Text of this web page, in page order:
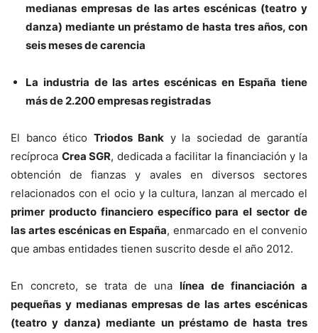
medianas empresas de las artes escénicas (teatro y
danza) mediante un préstamo de hasta tres años, con
seis meses de carencia
La industria de las artes escénicas en España tiene
más de 2.200 empresas registradas
El banco ético Triodos Bank y la sociedad de garantía
recíproca Crea SGR, dedicada a facilitar la financiación y la
obtención de fianzas y avales en diversos sectores
relacionados con el ocio y la cultura, lanzan al mercado el
primer producto financiero específico para el sector de
las artes escénicas en España, enmarcado en el convenio
que ambas entidades tienen suscrito desde el año 2012.
En concreto, se trata de una línea de financiación a
pequeñas y medianas empresas de las artes escénicas
(teatro y danza) mediante un préstamo de hasta tres